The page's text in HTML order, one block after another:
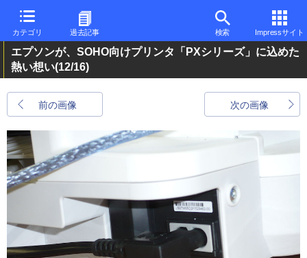
カテゴリ 過去記事 検索 Impressサイト
エプソンが、SOHO向けプリンタ「PXシリーズ」に込めた
熱い想い(12/16)
前の画像 次の画像